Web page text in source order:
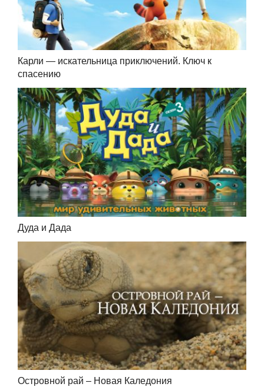
Карли — искательница приключений. Ключ к
спасению
Дуда и Дада
Островной рай – Новая Каледония